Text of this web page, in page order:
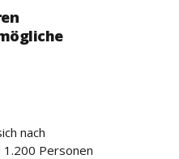
nach
Personen